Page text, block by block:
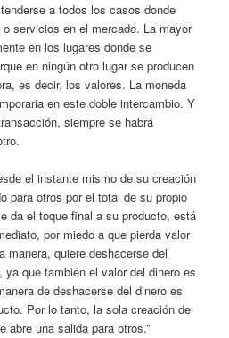
a todos los casos donde
servicios en el mercado. La mayor
en los lugares donde se
en ningún otro lugar se producen
es decir, los valores. La moneda
en este doble intercambio. Y
siempre se habrá
el instante mismo de su creación
para otros por el total de su propio
da el toque final a su producto, está
por miedo a que pierda valor
manera, quiere deshacerse del
que también el valor del dinero es
de deshacerse del dinero es
Por lo tanto, la sola creación de
abre una salida para otros.”